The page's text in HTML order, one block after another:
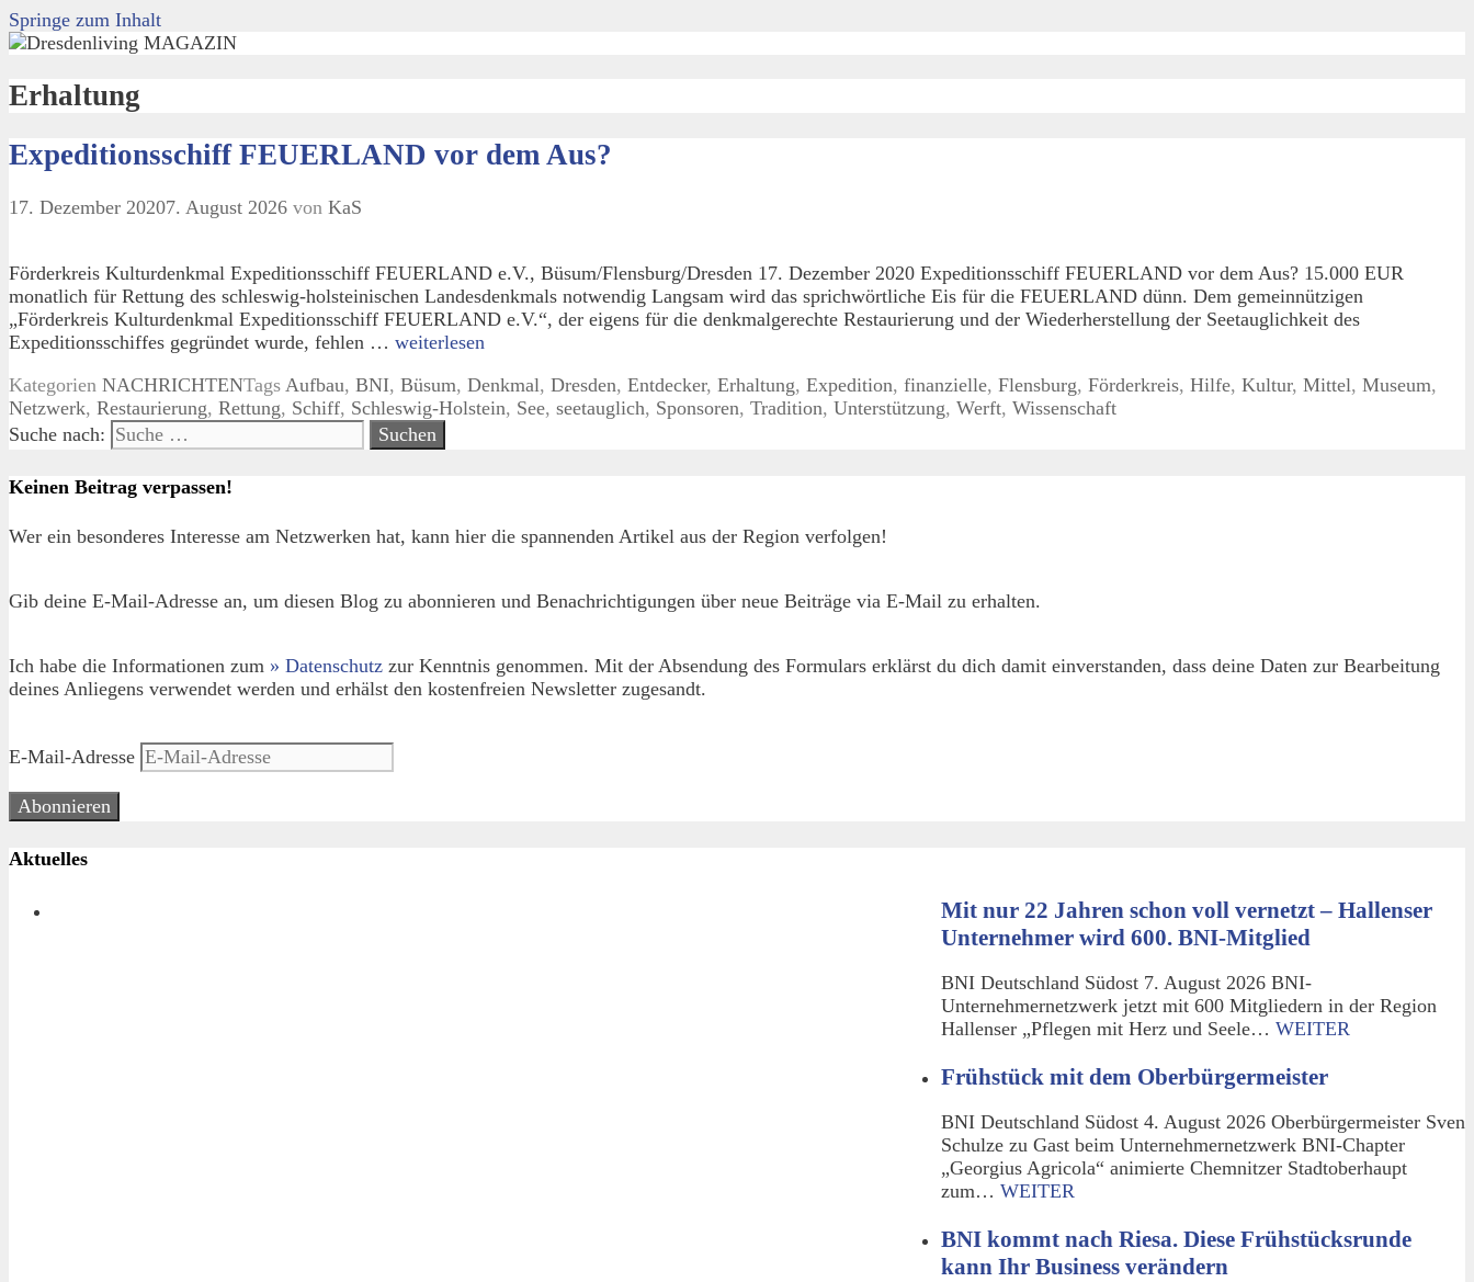
Springe zum Inhalt
Erhaltung
Expeditionsschiff FEUERLAND vor dem Aus?
17. Dezember 20207. August 2026 von KaS
Förderkreis Kulturdenkmal Expeditionsschiff FEUERLAND e.V., Büsum/Flensburg/Dresden 17. Dezember 2020 Expeditionsschiff FEUERLAND vor dem Aus? 15.000 EUR
monatlich für Rettung des schleswig-holsteinischen Landesdenkmals notwendig Langsam wird das sprichwörtliche Eis für die FEUERLAND dünn. Dem gemeinnützigen
„Förderkreis Kulturdenkmal Expeditionsschiff FEUERLAND e.V.“, der eigens für die denkmalgerechte Restaurierung und der Wiederherstellung der Seetauglichkeit des
Expeditionsschiffes gegründet wurde, fehlen … weiterlesen
Kategorien NACHRICHTENTags Aufbau, BNI, Büsum, Denkmal, Dresden, Entdecker, Erhaltung, Expedition, finanzielle, Flensburg, Förderkreis, Hilfe, Kultur, Mittel, Museum,
Netzwerk, Restaurierung, Rettung, Schiff, Schleswig-Holstein, See, seetauglich, Sponsoren, Tradition, Unterstützung, Werft, Wissenschaft
Suche nach:
Keinen Beitrag verpassen!
Wer ein besonderes Interesse am Netzwerken hat, kann hier die spannenden Artikel aus der Region verfolgen!
Gib deine E-Mail-Adresse an, um diesen Blog zu abonnieren und Benachrichtigungen über neue Beiträge via E-Mail zu erhalten.
Ich habe die Informationen zum » Datenschutz zur Kenntnis genommen. Mit der Absendung des Formulars erklärst du dich damit einverstanden, dass deine Daten zur Bearbeitung
deines Anliegens verwendet werden und erhälst den kostenfreien Newsletter zugesandt.
E-Mail-Adresse
Abonnieren
Aktuelles
Mit nur 22 Jahren schon voll vernetzt – Hallenser
Unternehmer wird 600. BNI-Mitglied
BNI Deutschland Südost 7. August 2026 BNI-
Unternehmernetzwerk jetzt mit 600 Mitgliedern in der Region
Hallenser „Pflegen mit Herz und Seele… WEITER
Frühstück mit dem Oberbürgermeister
BNI Deutschland Südost 4. August 2026 Oberbürgermeister Sven
Schulze zu Gast beim Unternehmernetzwerk BNI-Chapter
„Georgius Agricola“ animierte Chemnitzer Stadtoberhaupt
zum… WEITER
BNI kommt nach Riesa. Diese Frühstücksrunde
kann Ihr Business verändern